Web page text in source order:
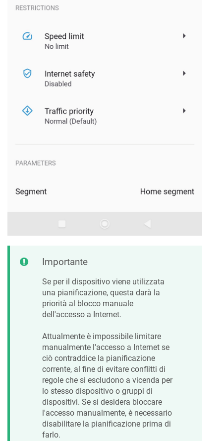
Importante
Se per il dispositivo viene utilizzata
una pianificazione, questa darà la
priorità al blocco manuale
dell'accesso a Internet.
Attualmente è impossibile limitare
manualmente l'accesso a Internet se
ciò contraddice la pianificazione
corrente, al fine di evitare conflitti di
regole che si escludono a vicenda per
lo stesso dispositivo o gruppi di
dispositivi. Se si desidera bloccare
l'accesso manualmente, è necessario
disabilitare la pianificazione prima di
farlo.